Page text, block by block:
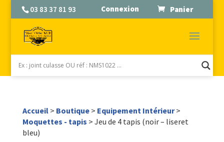
03 83 37 81 93 Connexion Panier
Accueil> Boutique> Equipement Intérieur>
Moquettes - tapis > Jeu de 4 tapis (noir – liseret
bleu)